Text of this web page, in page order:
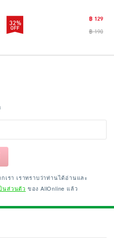
32%
฿ 129
฿ 190
เรา เราทราบว่าท่านได้อ่านและ
นส่วนตัว ของ AllOnline แล้ว